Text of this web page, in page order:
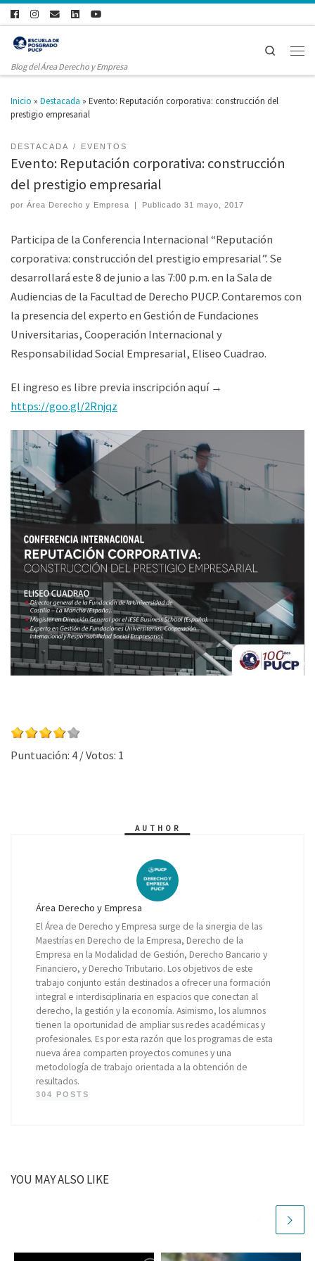
Blog del Área Derecho y Empresa
Search
Inicio » Destacada » Evento: Reputación corporativa: construcción del
prestigio empresarial
DESTACADA EVENTOS
Evento: Reputación corporativa: construcción
del prestigio empresarial
por Área Derecho y Empresa | Publicado31 mayo, 2017
Participa de la Conferencia Internacional “Reputación
corporativa: construcción del prestigio empresarial”. Se
desarrollará este 8 de junio a las 7:00 p.m. en la Sala de
Audiencias de la Facultad de Derecho PUCP. Contaremos con
la presencia del experto en Gestión de Fundaciones
Universitarias, Cooperación Internacional y
Responsabilidad Social Empresarial, Eliseo Cuadrao.
El ingreso es libre previa inscripción aquí →
https://goo.gl/2Rnjqz
Puntuación: 4 / Votos: 1
AUTHOR
Área Derecho y Empresa
El Área de Derecho y Empresa surge de la sinergia de las
Maestrías en Derecho de la Empresa, Derecho de la
Empresa en la Modalidad de Gestión, Derecho Bancario y
Financiero, y Derecho Tributario. Los objetivos de este
trabajo conjunto están destinados a ofrecer una formación
integral e interdisciplinaria en espacios que conectan al
derecho, la gestión y la economía. Asimismo, los alumnos
tienen la oportunidad de ampliar sus redes académicas y
profesionales. Es por esta razón que los programas de esta
nueva área comparten proyectos comunes y una
metodología de trabajo orientada a la obtención de
resultados.
304 POSTS
YOU MAY ALSO LIKE